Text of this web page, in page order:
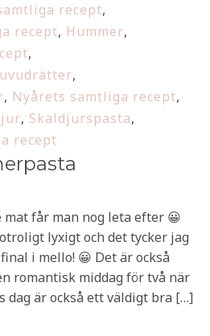
recept,
recept, Hummer,
,
,
, Nyårets samtliga recept,
, Skaldjurspasta,
recept
får man nog leta efter 😀
lyxigt och det tycker jag
i mello! 😀 Det är också
romantisk middag för två när
dag är också ett väldigt bra […]